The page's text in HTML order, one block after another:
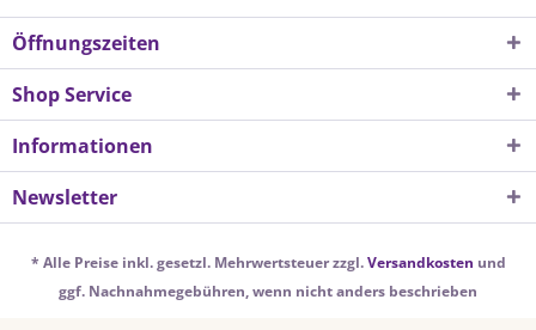
Öffnungszeiten
Shop Service
Informationen
Newsletter
* Alle Preise inkl. gesetzl. Mehrwertsteuer zzgl.Versandkosten und
ggf. Nachnahmegebühren, wenn nicht anders beschrieben